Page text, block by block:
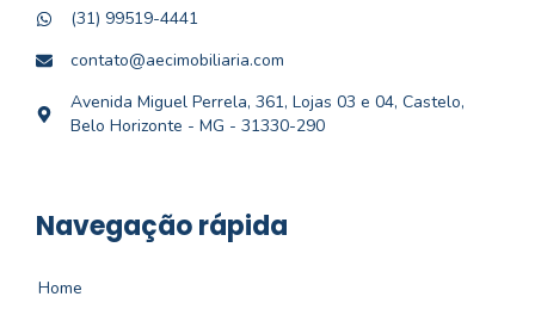
(31) 99519-4441
contato@aecimobiliaria.com
Avenida Miguel Perrela, 361, Lojas 03 e 04, Castelo,
Belo Horizonte - MG - 31330-290
Navegação rápida
Home